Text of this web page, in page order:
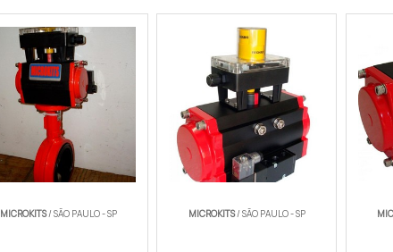
MICROKITS/ SÃO PAULO - SP MICROKITS/ SÃO PAULO - SP